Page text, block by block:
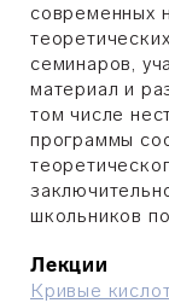
современных
семинаров,
материал и
том числе
программы
школьников
Лекции
Кривые